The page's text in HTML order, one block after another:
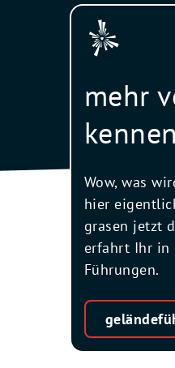
mehr
Wow, was
hier
grasen jetzt
erfahrt Ihr in
Führungen.